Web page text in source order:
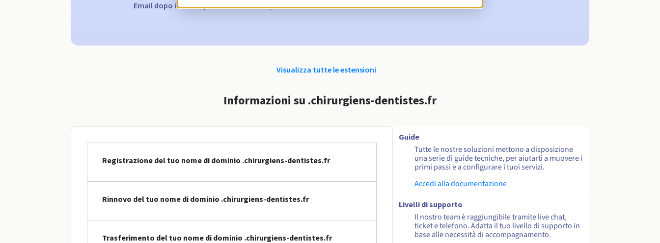
Email dopo il Redemption Grace Periodper notificare la cancellazione del nome di dominio
Visualizza tutte le estensioni
Informazioni su .chirurgiens-dentistes.fr
Registrazione del tuo nome di dominio .chirurgiens-dentistes.fr
Rinnovo del tuo nome di dominio .chirurgiens-dentistes.fr
Trasferimento del tuo nome di dominio .chirurgiens-dentistes.fr
Guide
Tutte le nostre soluzioni mettono a disposizione
una serie di guide tecniche, per aiutarti a muovere i
primi passi e a configurare i tuoi servizi.
Accedi alla documentazione
Livelli di supporto
Il nostro team è raggiungibile tramite live chat,
ticket e telefono. Adatta il tuo livello di supporto in
base alle necessità di accompagnamento.